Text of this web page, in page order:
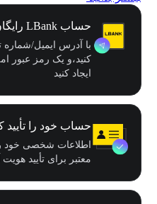
حساب LBank رایگان خود را ایجاد کنید
کنید،و یک رمز عبور
ایجاد کنید
حساب خود را تأیید
اطلاعات شخصی خود
معتبر برای تأیید هویت